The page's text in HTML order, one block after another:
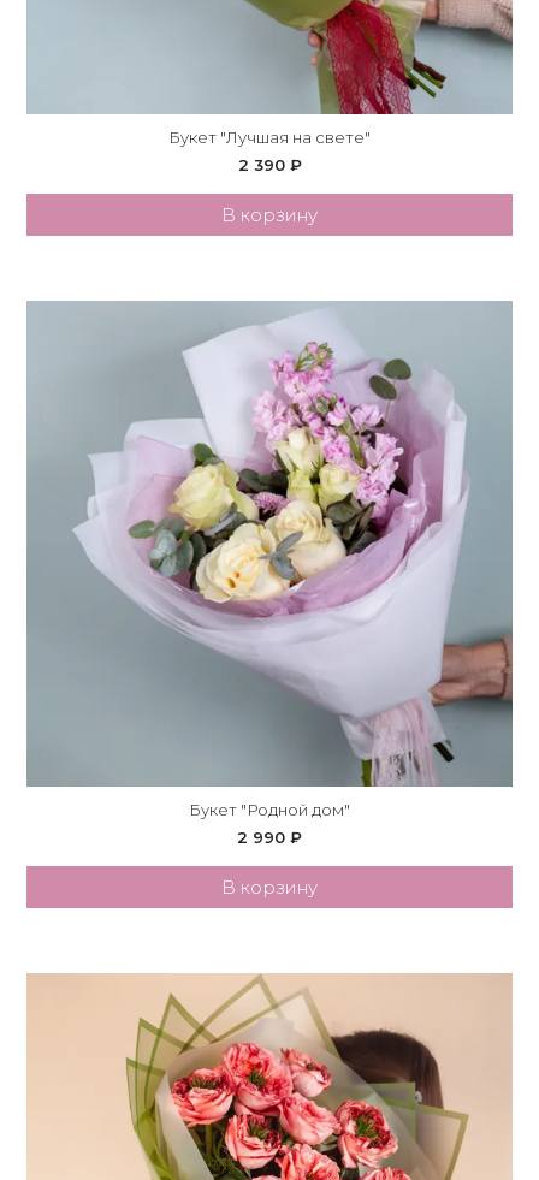
Букет "Лучшая на свете"
2 390 ₽
В корзину
Букет "Родной дом"
2 990 ₽
В корзину